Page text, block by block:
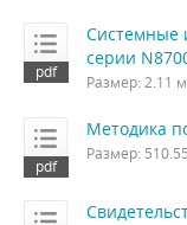
Системные
серии
Размер: 2.11
Методика
Размер: